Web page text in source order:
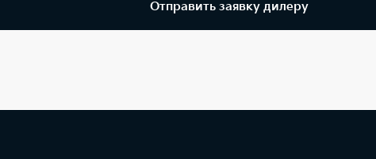
Отправить заявку дилеру